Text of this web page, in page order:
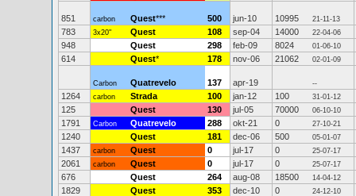
851 carbon Quest*** 500 jun-10 10995 21-11-13
783 3x20" Quest 108 sep-04 14000 22-04-06
948 Quest 298 feb-09 8024 01-06-10
614 Quest* 178 nov-06 21062 02-01-09
Carbon Quatrevelo 137 apr-19 --
1264 carbon Strada 100 jan-12 100 31-01-12
125 Quest 130 jul-05 70000 06-10-10
1791 Carbon Quatrevelo 288 okt-21 0 27-10-21
1240 Quest 181 dec-06 500 05-01-07
1437 carbon Quest 0 jul-17 0 25-07-17
2061 carbon Quest 0 jul-17 0 25-07-17
676 Quest 264 aug-08 18500 14-04-12
1829 Quest 353 dec-10 0 24-12-10